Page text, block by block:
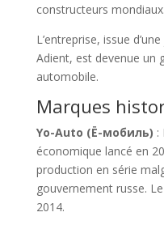
constructeurs mondiaux.
L’entreprise, issue
Adient, est devenue un
automobile.
Marques
Yo-Auto (Ё-мобиль) :
économique lancé en
production en série
gouvernement russe.
2014.